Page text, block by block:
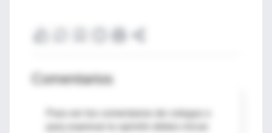
Comentarios
Para ver los comentarios de colegas o